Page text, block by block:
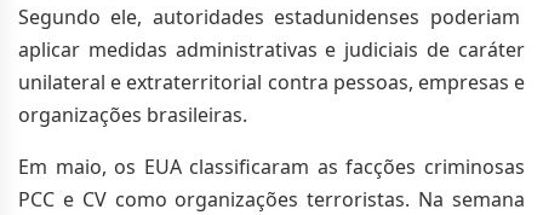
Segundo ele, autoridades estadunidenses poderiam
aplicar medidas administrativas e judiciais de caráter
unilateral e extraterritorial contra pessoas, empresas e
organizações brasileiras.
Em maio, os EUA classificaram as facções criminosas
PCC e CV como organizações terroristas. Na semana